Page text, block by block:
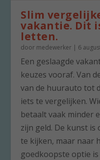
Slim
vakantie. Dit
letten.
door medewerker | 6
Een geslaagde
keuzes vooraf. Van
van de huurauto tot
iets te vergelijken.
betaalt vaak minder
zijn geld. De kunst is
te kijken, maar naar
goedkoopste optie